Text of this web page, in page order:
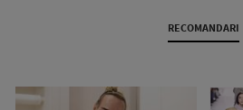
RECOMANDARI